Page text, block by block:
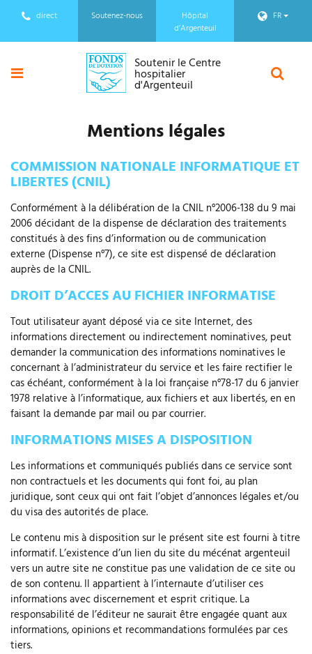
i
direct
01 34 23 28 51
Soutenez-nous
Hôpital
d’Argenteuil
FR
Menu Soutenir le Centre
hospitalier
d'Argenteuil
Mentions légales
COMMISSION NATIONALE INFORMATIQUE ET
LIBERTES (CNIL)
Conformément à la délibération de la CNIL n°2006-138 du 9 mai
2006 décidant de la dispense de déclaration des traitements
constitués à des fins d’information ou de communication
externe (Dispense n°7), ce site est dispensé de déclaration
auprès de la CNIL.
DROIT D’ACCES AU FICHIER INFORMATISE
Tout utilisateur ayant déposé via ce site Internet, des
informations directement ou indirectement nominatives, peut
demander la communication des informations nominatives le
concernant à l’administrateur du service et les faire rectifier le
cas échéant, conformément à la loi française n°78-17 du 6 janvier
1978 relative à l’informatique, aux fichiers et aux libertés, en en
faisant la demande par mail ou par courrier.
INFORMATIONS MISES A DISPOSITION
Les informations et communiqués publiés dans ce service sont
non contractuels et les documents qui font foi, au plan
juridique, sont ceux qui ont fait l’objet d’annonces légales et/ou
du visa des autorités de place.
Le contenu mis à disposition sur le présent site est fourni à titre
informatif. L’existence d’un lien du site du mécénat argenteuil
vers un autre site ne constitue pas une validation de ce site ou
de son contenu. Il appartient à l’internaute d’utiliser ces
informations avec discernement et esprit critique. La
responsabilité de l’éditeur ne saurait être engagée quant aux
informations, opinions et recommandations formulées par ces
tiers.
Panneau de gestion des cookies